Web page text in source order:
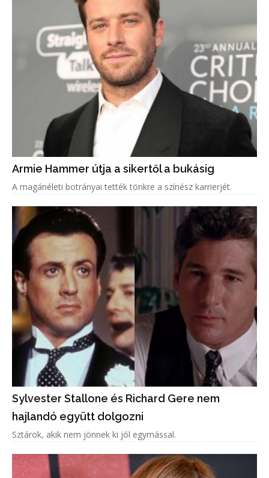
Armie Hammer útja a sikertől a bukásig
A magánéleti botrányai tették tönkre a színész karrierjét.
Sylvester Stallone és Richard Gere nem
hajlandó együtt dolgozni
Sztárok, akik nem jönnek ki jól egymással.